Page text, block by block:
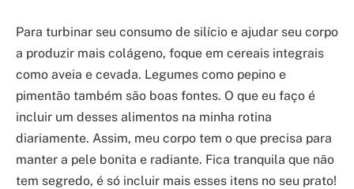
Para turbinar seu consumo de silício e ajudar seu corpo
a produzir mais colágeno, foque em cereais integrais
como aveia e cevada. Legumes como pepino e
pimentão também são boas fontes. O que eu faço é
incluir um desses alimentos na minha rotina
diariamente. Assim, meu corpo tem o que precisa para
manter a pele bonita e radiante. Fica tranquila que não
tem segredo, é só incluir mais esses itens no seu prato!